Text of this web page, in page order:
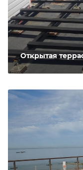
Открытая